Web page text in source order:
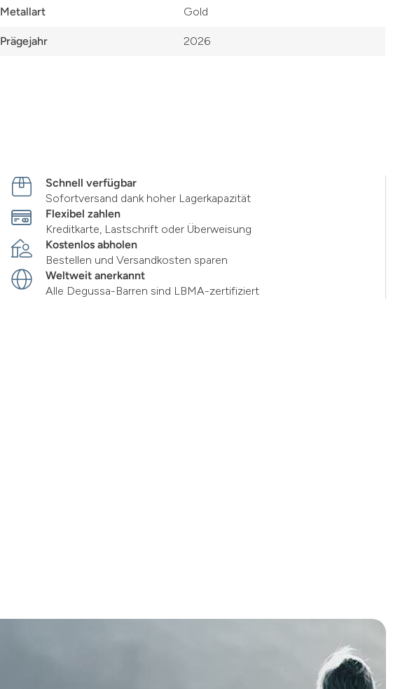
Metallart Gold
Prägejahr 2026
Schnell verfügbar
Sofortversand dank hoher Lagerkapazität
Flexibel zahlen
Kreditkarte, Lastschrift oder Überweisung
Kostenlos abholen
Bestellen und Versandkosten sparen
Weltweit anerkannt
Alle Degussa-Barren sind LBMA-zertifiziert